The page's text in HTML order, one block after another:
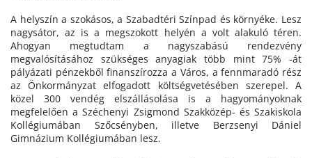
A helyszín a szokásos, a Szabadtéri Színpad és környéke. Lesz
nagysátor, az is a megszokott helyén a volt alakuló téren.
Ahogyan megtudtam a nagyszabású rendezvény
megvalósításához szükséges anyagiak több mint 75% -át
pályázati pénzekből finanszírozza a Város, a fennmaradó rész
az Önkormányzat elfogadott költségvetésében szerepel. A
közel 300 vendég elszállásolása is a hagyományoknak
megfelelően a Széchenyi Zsigmond Szakközép- és Szakiskola
Kollégiumában Szőcsényben, illetve Berzsenyi Dániel
Gimnázium Kollégiumában lesz.